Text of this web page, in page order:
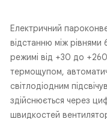
Електричний
відстанню між
режимі від +30 до
термощупом,
світлодіодним
здійснюється через
швидкостей